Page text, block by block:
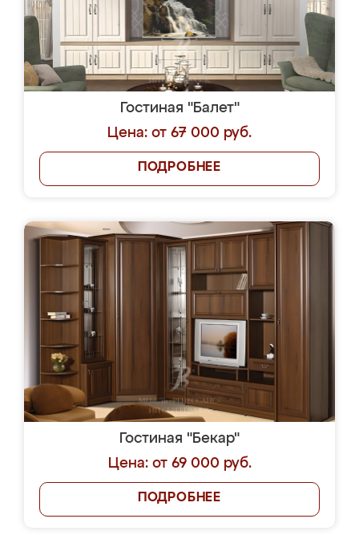
Гостиная "Балет"
Цена: от 67 000 руб.
ПОДРОБНЕЕ
Гостиная "Бекар"
Цена: от 69 000 руб.
ПОДРОБНЕЕ